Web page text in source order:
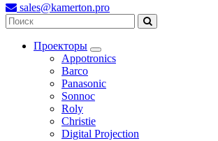
sales@kamerton.pro
Проекторы
Appotronics
Barco
Panasonic
Sonnoc
Roly
Christie
Digital Projection